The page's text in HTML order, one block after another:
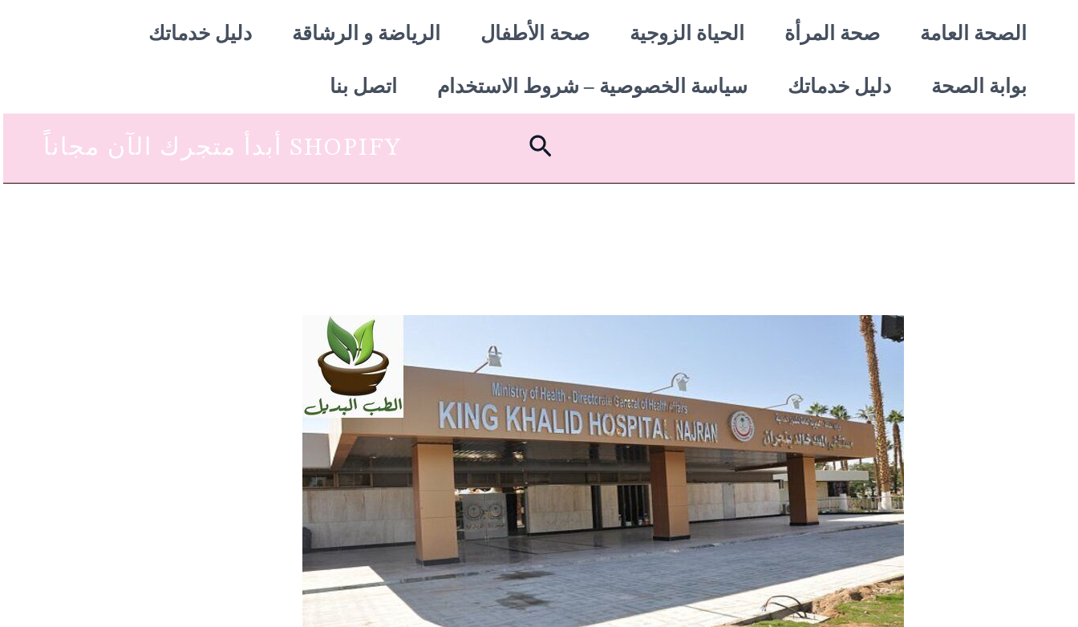
تخطيالصحة العامة صحة المرأة الحياة الزوجية صحة الأطفال الرياضة و الرشاقة دليل خدماتك
بوابة الصحة دليل خدماتك سياسة الخصوصية – شروط الاستخدام اتصل بنا
البحث SHOPIFY أبدأ متجرك الآن مجاناً